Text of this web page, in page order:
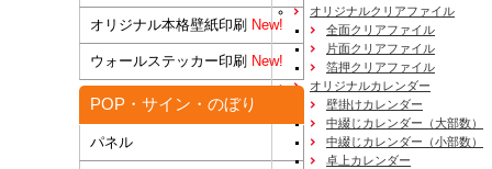
オリジナル本格壁紙印刷 New!
ウォールステッカー印刷 New!
POP・サイン・のぼり
パネル
オリジナルクリアファイル
全面クリアファイル
片面クリアファイル
箔押クリアファイル
オリジナルカレンダー
壁掛けカレンダー
中綴じカレンダー（大部数）
中綴じカレンダー（小部数）
卓上カレンダー